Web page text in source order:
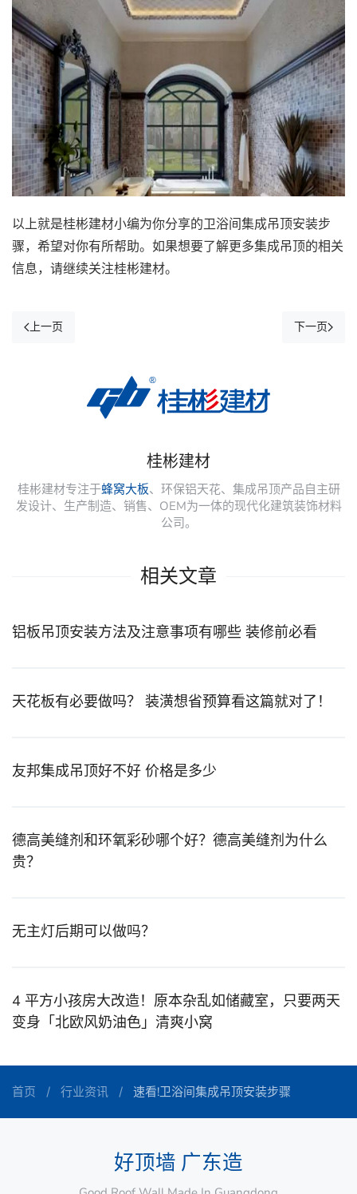
以上就是桂彬建材小编为你分享的卫浴间集成吊顶安装步
骤，希望对你有所帮助。如果想要了解更多集成吊顶的相关
信息，请继续关注桂彬建材。
上一页 下一页
桂彬建材
桂彬建材专注于蜂窝大板、环保铝天花、集成吊顶产品自主研
发设计、生产制造、销售、OEM为一体的现代化建筑装饰材料
公司。
相关文章
铝板吊顶安装方法及注意事项有哪些 装修前必看
天花板有必要做吗？ 装潢想省预算看这篇就对了！
友邦集成吊顶好不好 价格是多少
德高美缝剂和环氧彩砂哪个好？德高美缝剂为什么
贵？
无主灯后期可以做吗？
4 平方小孩房大改造！原本杂乱如储藏室，只要两天
变身「北欧风奶油色」清爽小窝
首页 行业资讯 速看!卫浴间集成吊顶安装步骤
好顶墙 广东造